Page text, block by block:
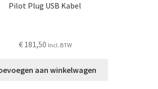
Pilot Plug USB Kabel
€181,50 Incl. BTW
aan winkelwagen